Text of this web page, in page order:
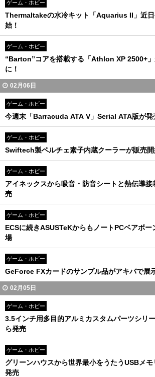
ゲーム・ホビー
Thermaltakeの水冷キット「Aquarius II」近日
始！
ゲーム・ホビー
“Barton”コアを搭載する「Athlon XP 2500+
に！
02月06日
ゲーム・ホビー
今週末「Barracuda ATA V」Serial ATA版が発
ゲーム・ホビー
Swiftech製ペルチェ素子内蔵クーラーが販売
ゲーム・ホビー
アイネックスから吸音・防音シートと熱伝導
売
ゲーム・ホビー
ECSに続きASUSTeKからもノートPCベアボ
場
ゲーム・ホビー
GeForce FXカードのサンプル品がアキバで展
02月05日
ゲーム・ホビー
3.5インチ用多目的アルミカスタムパーツシリ
ら発売
ゲーム・ホビー
グリーンハウスから世界最小をうたうUSBメ
発売